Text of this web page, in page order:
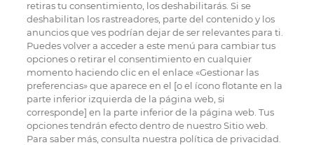
retiras tu consentimiento, los deshabilitarás. Si se
deshabilitan los rastreadores, parte del contenido y los
anuncios que ves podrían dejar de ser relevantes para ti.
Puedes volver a acceder a este menú para cambiar tus
opciones o retirar el consentimiento en cualquier
momento haciendo clic en el enlace «Gestionar las
preferencias» que aparece en el [o el ícono flotante en la
parte inferior izquierda de la página web, si
corresponde] en la parte inferior de la página web. Tus
opciones tendrán efecto dentro de nuestro Sitio web.
Para saber más, consulta nuestra política de privacidad.